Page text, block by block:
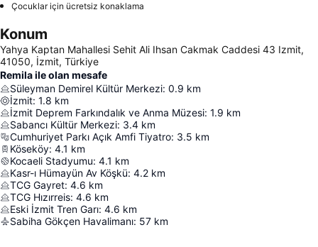
Çocuklar için ücretsiz konaklama
Konum
Yahya Kaptan Mahallesi Sehit Ali Ihsan Cakmak Caddesi 43 Izmit,
41050, İzmit, Türkiye
Remila ile olan mesafe
Süleyman Demirel Kültür Merkezi: 0.9 km
İzmit: 1.8 km
İzmit Deprem Farkındalık ve Anma Müzesi: 1.9 km
Sabancı Kültür Merkezi: 3.4 km
Cumhuriyet Parkı Açık Amfi Tiyatro: 3.5 km
Köseköy: 4.1 km
Kocaeli Stadyumu: 4.1 km
Kasr-ı Hümayün Av Köşkü: 4.2 km
TCG Gayret: 4.6 km
TCG Hızırreis: 4.6 km
Eski İzmit Tren Garı: 4.6 km
Sabiha Gökçen Havalimanı: 57 km